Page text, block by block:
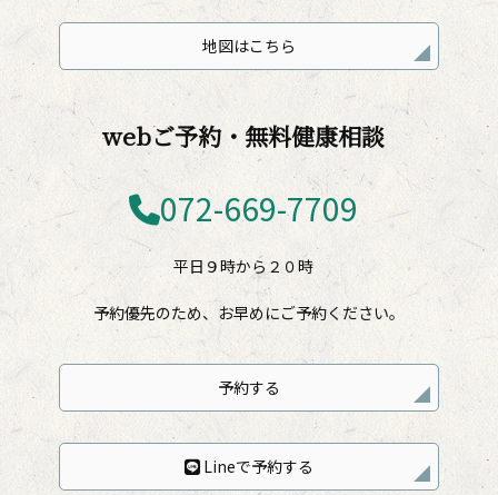
地図はこちら
webご予約・無料健康相談
072-669-7709
平日９時から２０時
予約優先のため、お早めにご予約ください。
予約する
Lineで予約する